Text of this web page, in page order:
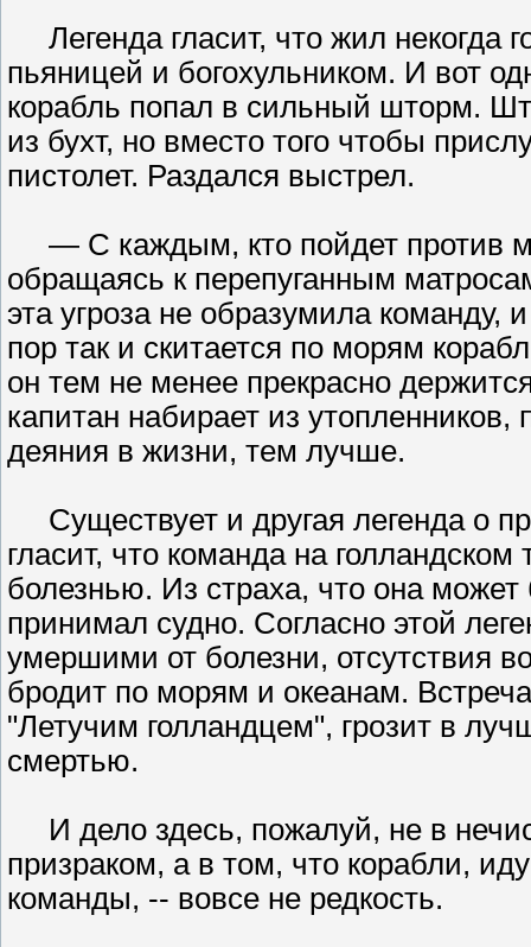
Легенда гласит, что жил некогда
пьяницей и богохульником. И вот
корабль попал в сильный шторм.
из бухт, но вместо того чтобы
пистолет. Раздался выстрел.
— С каждым, кто пойдет против
обращаясь к перепуганным
эта угроза не образумила команду,
пор так и скитается по морям
он тем не менее прекрасно
капитан набирает из
деяния в жизни, тем лучше.
Существует и другая легенда о
гласит, что команда на
болезнью. Из страха, что она может
принимал судно. Согласно этой
умершими от болезни, отсутствия
бродит по морям и океанам.
"Летучим голландцем", грозит в
смертью.
И дело здесь, пожалуй, не в
призраком, а в том, что корабли,
команды, -- вовсе не редкость.